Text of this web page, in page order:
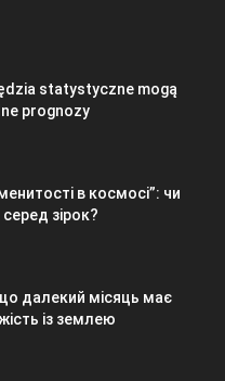
statystyczne mogą
prognozy
в космосі”: чи
серед зірок?
далекий місяць має
із землею